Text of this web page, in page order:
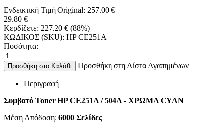
Ενδεικτική Τιμή Original: 257.00 €
29.80 €
Κερδίζετε: 227.20 € (88%)
ΚΩΔΙΚΟΣ (SKU): HP CE251A
Ποσότητα:
Προσθήκη στο Καλάθι Προσθήκη στη Λίστα Αγαπημένων
Περιγραφή
Συμβατό Toner HP CE251A / 504A - ΧΡΩΜΑ CYAN
Μέση Απόδοση: 6000 Σελίδες